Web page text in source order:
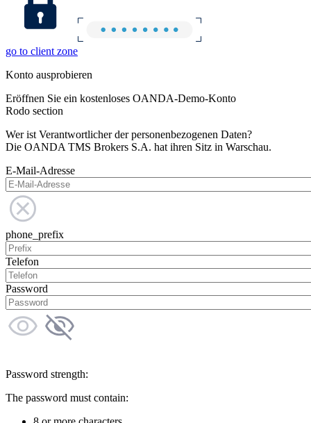
go to client zone
Konto ausprobieren
Eröffnen Sie ein kostenloses OANDA-Demo-Konto
Rodo section
Wer ist Verantwortlicher der personenbezogenen Daten?
Die OANDA TMS Brokers S.A. hat ihren Sitz in Warschau.
E-Mail-Adresse
phone_prefix
Telefon
Password
Password strength:
The password must contain: